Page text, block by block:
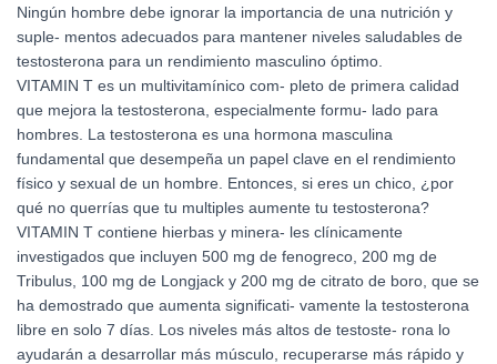
Ningún hombre debe ignorar la importancia de una nutrición y
suple- mentos adecuados para mantener niveles saludables de
testosterona para un rendimiento masculino óptimo.
VITAMIN T es un multivitamínico com- pleto de primera calidad
que mejora la testosterona, especialmente formu- lado para
hombres. La testosterona es una hormona masculina
fundamental que desempeña un papel clave en el rendimiento
físico y sexual de un hombre. Entonces, si eres un chico, ¿por
qué no querrías que tu multiples aumente tu testosterona?
VITAMIN T contiene hierbas y minera- les clínicamente
investigados que incluyen 500 mg de fenogreco, 200 mg de
Tribulus, 100 mg de Longjack y 200 mg de citrato de boro, que se
ha demostrado que aumenta significati- vamente la testosterona
libre en solo 7 días. Los niveles más altos de testoste- rona lo
ayudarán a desarrollar más músculo, recuperarse más rápido y